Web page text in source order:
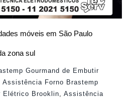
móveis em São Paulo
zona sul
Gourmand de Embutir
Assistência Forno Brastemp
Elétrico Brooklin
Assistência